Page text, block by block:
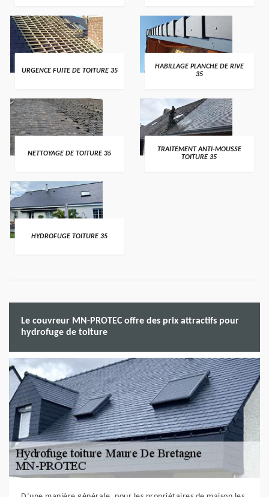
URGENCE FUITE DE TOITURE 35
HABILLAGE PLANCHE DE RIVE
35
NETTOYAGE DE TOITURE 35
TRAITEMENT ANTI-MOUSSE
TOITURE 35
HYDROFUGE TOITURE 35
Le couvreur MN-PROTEC offre des prix attractifs pour
hydrofuge de toiture